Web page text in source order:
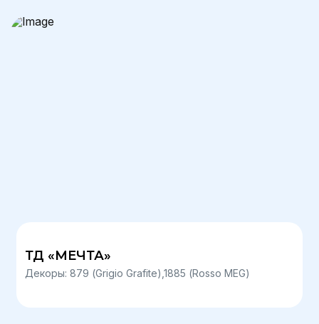
ТД «МЕЧТА»
Декоры: 879 (Grigio Grafite),1885 (Rosso MEG)